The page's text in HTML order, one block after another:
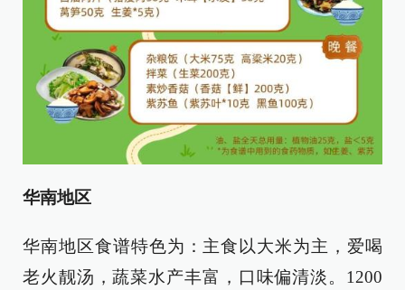
华南地区
华南地区食谱特色为：主食以大米为主，爱喝
老火靓汤，蔬菜水产丰富，口味偏清淡。1200